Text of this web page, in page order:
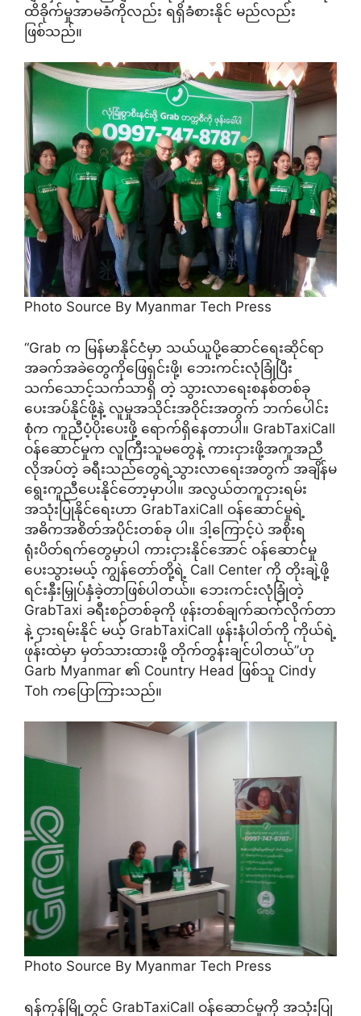
ထိခိုက်မှုအာမခံကိုလည်း ရရှိခံစားနိုင် မည်လည်း
ဖြစ်သည်။
Photo Source By Myanmar Tech Press
“Grab က မြန်မာနိုင်ငံမှာ သယ်ယူပို့ဆောင်ရေးဆိုင်ရာ
အခက်အခဲတွေကိုဖြေရှင်းဖို့၊ ဘေးကင်းလုံခြုံပြီး
သက်သောင့်သက်သာရှိ တဲ့ သွားလာရေးစနစ်တစ်ခု
ပေးအပ်နိုင်ဖို့နဲ့ လူမှုအသိုင်းအဝိုင်းအတွက် ဘက်ပေါင်း
စုံက ကူညီပံ့ပိုးပေးဖို့ ရောက်ရှိနေတာပါ။ GrabTaxiCall
ဝန်ဆောင်မှုက လူကြီးသူမတွေနဲ့ ကားငှားဖို့အကူအညီ
လိုအပ်တဲ့ ခရီးသည်တွေရဲ့သွားလာရေးအတွက် အချိန်မ
ရွေးကူညီပေးနိုင်တော့မှာပါ။ အလွယ်တကူငှားရမ်း
အသုံးပြုနိုင်ရေးဟာ GrabTaxiCall ဝန်ဆောင်မှုရဲ့
အဓိကအစိတ်အပိုင်းတစ်ခု ပါ။ ဒါ့ကြောင့်ပဲ အစိုးရ
ရုံးပိတ်ရက်တွေမှာပါ ကားငှားနိုင်အောင် ဝန်ဆောင်မှု
ပေးသွားမယ့် ကျွန်တော်တို့ရဲ့ Call Center ကို တိုးချဲ့ဖို့
ရင်းနှီးမြှုပ်နှံခဲ့တာဖြစ်ပါတယ်။ ဘေးကင်းလုံခြုံတဲ့
GrabTaxi ခရီးစဉ်တစ်ခုကို ဖုန်းတစ်ချက်ဆက်လိုက်တာ
နဲ့ ငှားရမ်းနိုင် မယ့် GrabTaxiCall ဖုန်းနံပါတ်ကို ကိုယ်ရဲ့
ဖုန်းထဲမှာ မှတ်သားထားဖို့ တိုက်တွန်းချင်ပါတယ်”ဟု
Garb Myanmar ၏ Country Head ဖြစ်သူ Cindy
Toh ကပြောကြားသည်။
Photo Source By Myanmar Tech Press
ရန်ကုန်မြို့တွင် GrabTaxiCall ဝန်ဆောင်မှုကို အသုံးပြု